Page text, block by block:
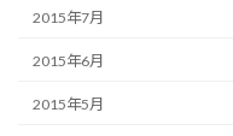
2015年7月
2015年6月
2015年5月